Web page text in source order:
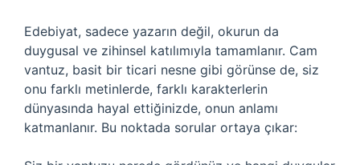
Edebiyat, sadece yazarın değil, okurun da
duygusal ve zihinsel katılımıyla tamamlanır. Cam
vantuz, basit bir ticari nesne gibi görünse de, siz
onu farklı metinlerde, farklı karakterlerin
dünyasında hayal ettiğinizde, onun anlamı
katmanlanır. Bu noktada sorular ortaya çıkar: